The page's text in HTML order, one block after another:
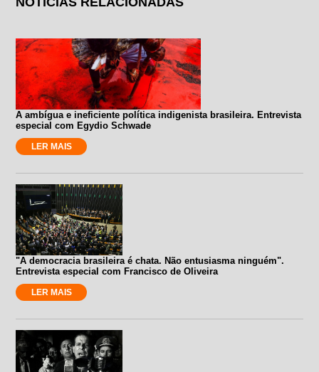
A ambígua e ineficiente política indigenista brasileira. Entrevista
especial com Egydio Schwade
LER MAIS
"A democracia brasileira é chata. Não entusiasma ninguém".
Entrevista especial com Francisco de Oliveira
LER MAIS